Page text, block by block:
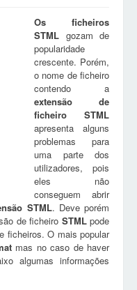
Os ficheiros
STML gozam de
popularidade
crescente. Porém,
o nome de ficheiro
contendo a
extensão de
ficheiro STML
apresenta alguns
problemas para
uma parte dos
utilizadores, pois
eles não
conseguem abrir
STML. Deve porém
de ficheiro STMLpode
ficheiros. O mais popular
mas no caso de haver
algumas informações